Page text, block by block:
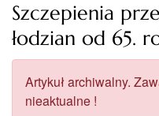
Szczepienia
łodzian od 65.
Artykuł archiwalny.
nieaktualne !